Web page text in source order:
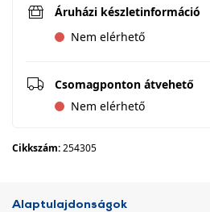
Áruházi készletinformáció
Nem elérhető
Csomagponton átvehető
Nem elérhető
Cikkszám:254305
Alaptulajdonságok